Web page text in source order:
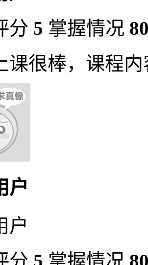
分 5 掌握情况
课很棒，课程
户
户
分 5 掌握情况